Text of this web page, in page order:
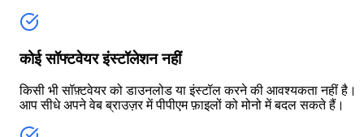
कोई सॉफ्टवेयर इंस्टॉलेशन नहीं
किसी भी सॉफ़्टवेयर को डाउनलोड या इंस्टॉल करने की आवश्यकता नहीं है।
आप सीधे अपने वेब ब्राउज़र में पीपीएम फ़ाइलों को मोनो में बदल सकते हैं।